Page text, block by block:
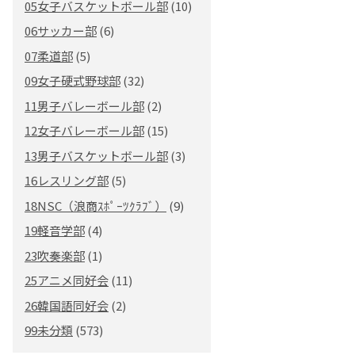
05女子バスケットボール部(10)
06サッカー部(6)
07柔道部(5)
09女子硬式野球部(32)
11男子バレーボール部(2)
12女子バレーボール部(15)
13男子バスケットボール部(3)
16レスリング部(5)
18NSC（浪商ｽﾎﾟｰﾂｸﾗﾌﾞ）
(9)
19軽音学部(4)
23吹奏楽部(1)
25アニメ同好会(11)
26韓国語同好会(2)
99未分類 (573)